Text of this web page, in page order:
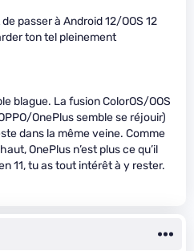
passer à Android 12/OOS 12
ton tel pleinement
blague. La fusion ColorOS/OOS
OnePlus semble se réjouir)
dans la même veine. Comme
OnePlus n’est plus ce qu’il
11, tu as tout intérêt à y rester.